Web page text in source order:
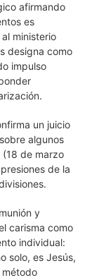
afirmando
es
ministerio
designa como
impulso
un juicio
algunos
(18 de marzo
de la
y
carisma como
individual:
solo, es Jesús,
método